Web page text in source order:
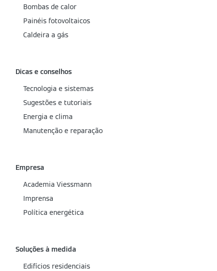
Bombas de calor
Painéis fotovoltaicos
Caldeira a gás
Dicas e conselhos
Tecnologia e sistemas
Sugestões e tutoriais
Energia e clima
Manutenção e reparação
Empresa
Academia Viessmann
Imprensa
Política energética
Soluções à medida
Edifícios residenciais